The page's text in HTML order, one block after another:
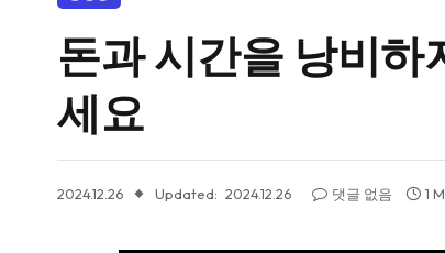
돈과 시간을 낭비하
세요
2024.12.26 Updated: 2024.12.26 댓글 없음 1